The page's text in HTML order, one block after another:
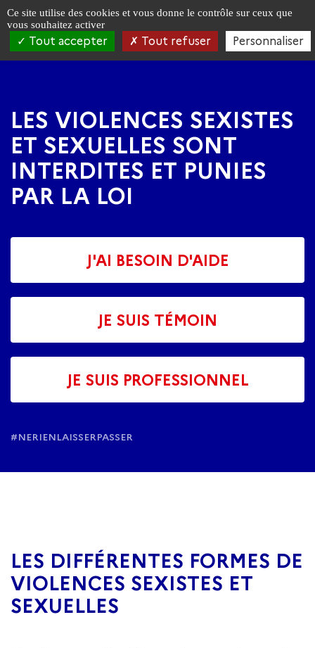
LES VIOLENCES SEXISTES
ET SEXUELLES SONT
INTERDITES ET PUNIES
PAR LA LOI
J'AI BESOIN D'AIDE
JE SUIS TÉMOIN
JE SUIS PROFESSIONNEL
#NERIENLAISSERPASSER
LES DIFFÉRENTES FORMES DE
VIOLENCES SEXISTES ET
SEXUELLES
Panneau de gestion des cookies
Ce site utilise des cookies et vous donne le contrôle sur ceux que
vous souhaitez activer
Tout accepter Tout refuser Personnaliser